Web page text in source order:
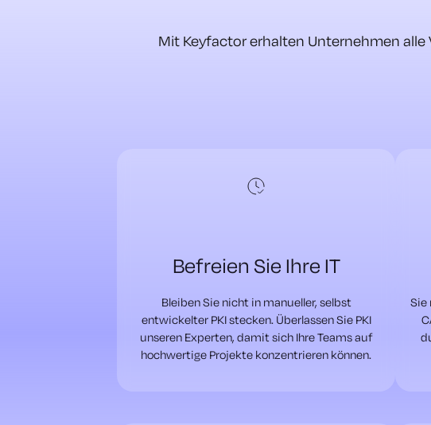
Mit Keyfactor erhalten Unternehmen alle
Befreien Sie Ihre IT
Bleiben Sie nicht in manueller, selbst
entwickelter PKI stecken. Überlassen Sie PKI
unseren Experten, damit sich Ihre Teams auf
hochwertige Projekte konzentrieren können.
Sie